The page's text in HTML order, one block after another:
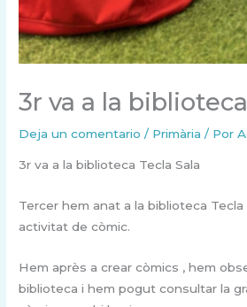
3r va a la
Deja un comentario / Primària / Por
3r va a la biblioteca Tecla Sala
Tercer hem anat a la biblioteca Tecla
activitat de còmic.
Hem après a crear còmics , hem
biblioteca i hem pogut consultar la